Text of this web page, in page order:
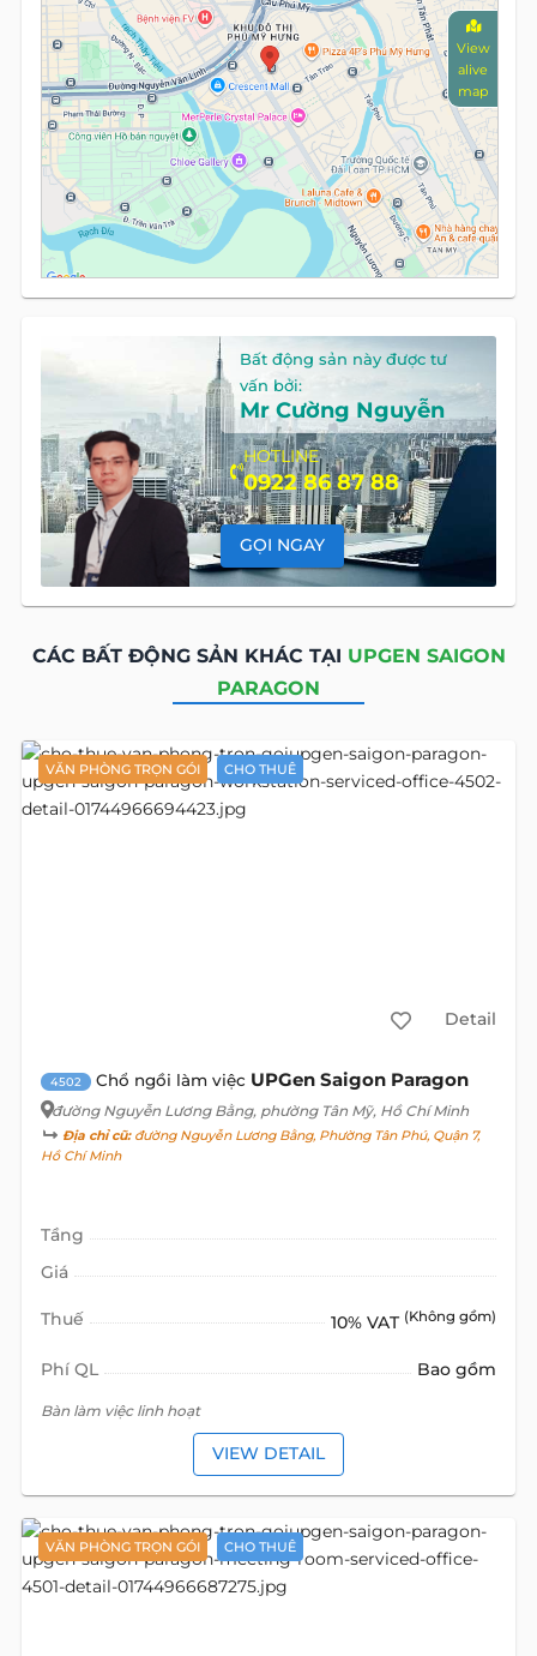
View
alive
map
Bất động sản này được tư
vấn bởi:
Mr Cường Nguyễn
HOTLINE
0922 86 87 88
GỌI NGAY
CÁC BẤT ĐỘNG SẢN KHÁC TẠI UPGEN SAIGON
PARAGON
VĂN PHÒNG TRỌN GÓI CHO THUÊ
Detail
4502 Chổ ngồi làm việc UPGen Saigon Paragon
đường Nguyễn Lương Bằng, phường Tân Mỹ, Hồ Chí Minh
Địa chỉ cũ:đường Nguyễn Lương Bằng, Phường Tân Phú, Quận 7,
Hồ Chí Minh
Tầng
Giá
Thuế 10% VAT (Không gồm)
Phí QL Bao gồm
Bàn làm việc linh hoạt
VIEW DETAIL
VĂN PHÒNG TRỌN GÓI CHO THUÊ